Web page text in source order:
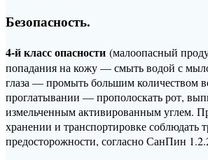
Безопасность.
4-й класс опасности (малоопасный
попадания на кожу — смыть водой с
глаза — промыть большим количеством
проглатывании — прополоскать рот,
измельченным активированным углем.
хранении и транспортировке соблюдать
предосторожности, согласно СанПин